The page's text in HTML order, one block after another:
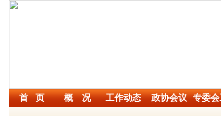
首 页 概 况 工作动态 政协会议 专委